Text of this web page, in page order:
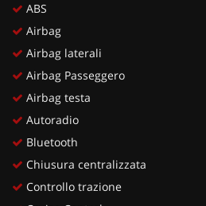
ABS
Airbag
Airbag laterali
Airbag Passeggero
Airbag testa
Autoradio
Bluetooth
Chiusura centralizzata
Controllo trazione